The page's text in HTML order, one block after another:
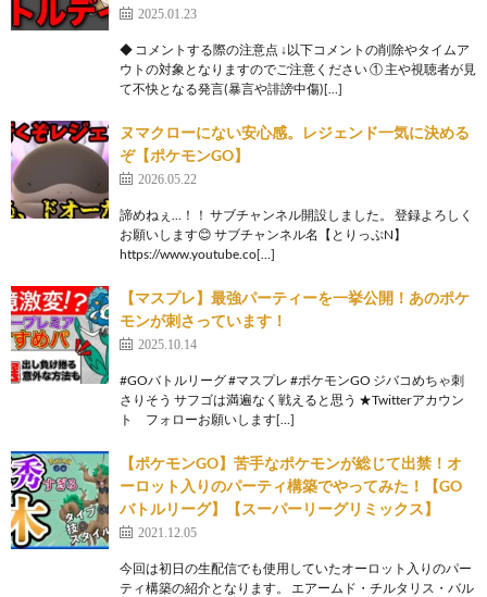
2025.01.23
◆ コメントする際の注意点 ↓以下コメントの削除やタイムア
ウトの対象となりますのでご注意ください ① 主や視聴者が見
て不快となる発言(暴言や誹謗中傷)[…]
ヌマクローにない安心感。レジェンド一気に決める
ぞ【ポケモンGO】
2026.05.22
諦めねぇ…！！ サブチャンネル開設しました。 登録よろしく
お願いします😊 サブチャンネル名【とりっぷN】
https://www.youtube.co[…]
【マスプレ】最強パーティーを一挙公開！あのポケ
モンが刺さっています！
2025.10.14
#GOバトルリーグ #マスプレ #ポケモンGO ジバコめちゃ刺
さりそう サフゴは満遍なく戦えると思う ★Twitterアカウン
ト フォローお願いします[…]
【ポケモンGO】苦手なポケモンが総じて出禁！オ
ーロット入りのパーティ構築でやってみた！【GO
バトルリーグ】【スーパーリーグリミックス】
2021.12.05
今回は初日の生配信でも使用していたオーロット入りのパー
ティ構築の紹介となります。 エアームド・チルタリス・バル